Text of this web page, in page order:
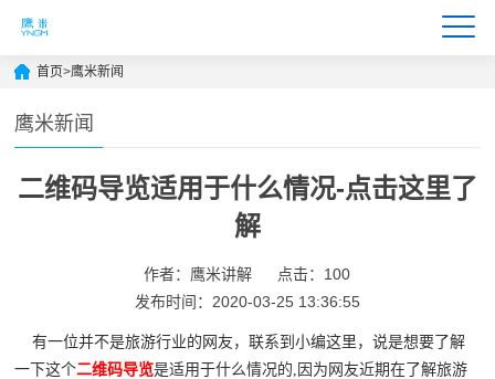
首页>鹰米新闻
鹰米新闻
二维码导览适用于什么情况-点击这里了
解
作者：鹰米讲解
点击：100
发布时间：2020-03-25 13:36:55
有一位并不是旅游行业的网友，联系到小编这里，说是想要了解
一下这个二维码导览是适用于什么情况的,因为网友近期在了解旅游